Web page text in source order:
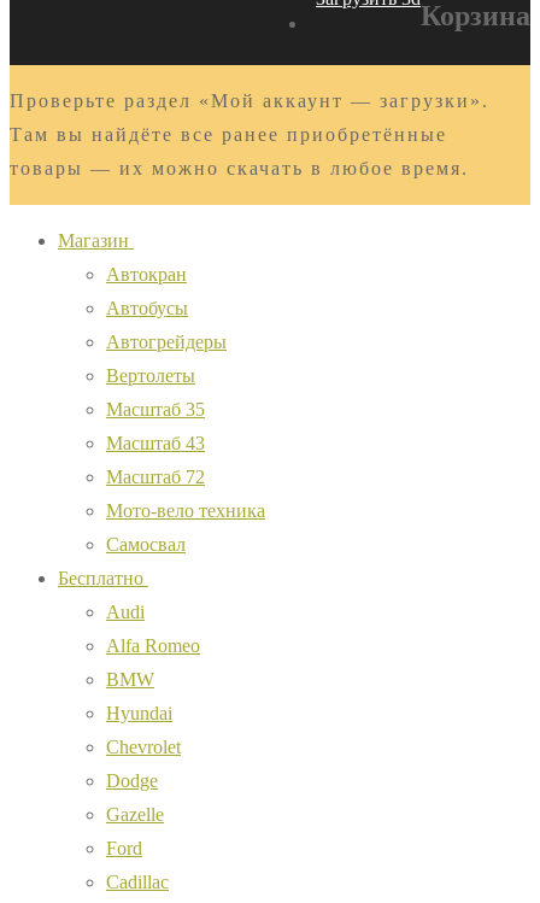
Корзина
Проверьте раздел «Мой аккаунт — загрузки».
Там вы найдёте все ранее приобретённые
товары — их можно скачать в любое время.
Магазин
Автокран
Автобусы
Автогрейдеры
Вертолеты
Масштаб 35
Масштаб 43
Масштаб 72
Мото-вело техника
Самосвал
Бесплатно
Audi
Alfa Romeo
BMW
Hyundai
Chevrolet
Dodge
Gazelle
Ford
Cadillac